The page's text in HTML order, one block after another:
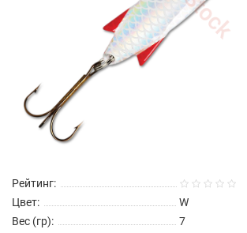
Рейтинг:
Цвет:
W
Вес (гр):
7